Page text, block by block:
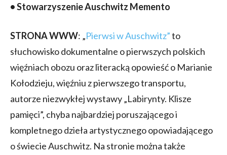
• Stowarzyszenie Auschwitz Memento
STRONA WWW: „Pierwsi w Auschwitz”to
słuchowisko dokumentalne o pierwszych polskich
więźniach obozu oraz literacką opowieść o Marianie
Kołodzieju, więźniu z pierwszego transportu,
autorze niezwykłej wystawy „Labirynty. Klisze
pamięci”, chyba najbardziej poruszającego i
kompletnego dzieła artystycznego opowiadającego
o świecie Auschwitz. Na stronie można także